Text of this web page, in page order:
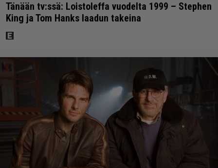
Tänään tv:ssä: Loistoleffa vuodelta 1999 – Stephen
King ja Tom Hanks laadun takeina